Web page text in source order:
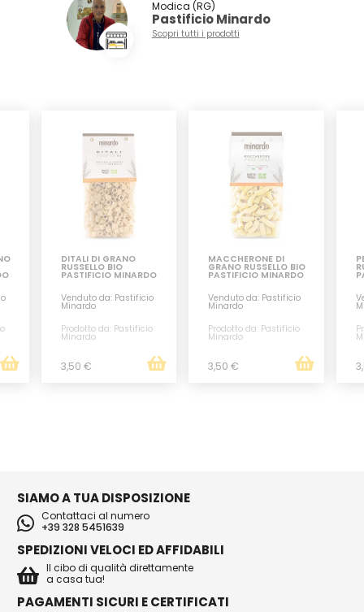
Modica (RG)
Pastificio Minardo
Scopri tutti i prodotti
DITALI DI GRANO
RUSSELLO BIO
PASTIFICIO MINARDO
Venduto da: Pastificio
Minardo
Prodotto da: Pastificio
Minardo
3,50 €
MACCHERONE DI
GRANO RUSSELLO BIO
PASTIFICIO MINARDO
Venduto da: Pastificio
Minardo
Prodotto da: Pastificio
Minardo
3,50 €
SIAMO A TUA DISPOSIZIONE
Contattaci al numero
+39 328 5451639
SPEDIZIONI VELOCI ED AFFIDABILI
Il cibo di qualità direttamente
a casa tua!
PAGAMENTI SICURI E CERTIFICATI